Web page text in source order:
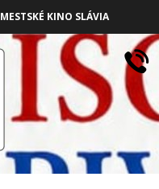
MESTSKÉ KINO SLÁVIA